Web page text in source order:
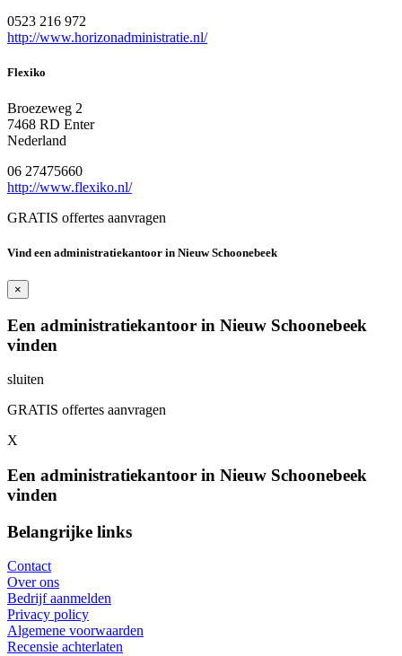
0523 216 972
http://www.horizonadministratie.nl/
Flexiko
Broezeweg 2
7468 RD Enter
Nederland
06 27475660
http://www.flexiko.nl/
GRATIS offertes aanvragen
Vind een administratiekantoor in Nieuw Schoonebeek
×
Een administratiekantoor in Nieuw Schoonebeek
vinden
sluiten
GRATIS offertes aanvragen
X
Een administratiekantoor in Nieuw Schoonebeek
vinden
Belangrijke links
Contact
Over ons
Bedrijf aanmelden
Privacy policy
Algemene voorwaarden
Recensie achterlaten